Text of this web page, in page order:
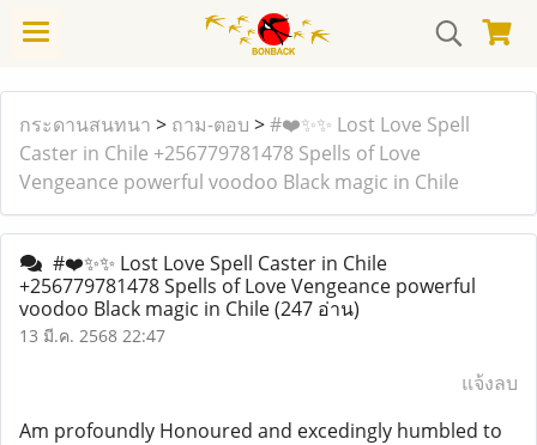
กระดานสนทนา > ถาม-ตอบ >#❤️✨✨ Lost Love Spell
Caster in Chile +256779781478 Spells of Love
Vengeance powerful voodoo Black magic in Chile
#❤️✨✨ Lost Love Spell Caster in Chile
+256779781478 Spells of Love Vengeance powerful
voodoo Black magic in Chile(247 อ่าน)
13 มี.ค. 2568 22:47
แจ้งลบ
Am profoundly Honoured and excedingly humbled to